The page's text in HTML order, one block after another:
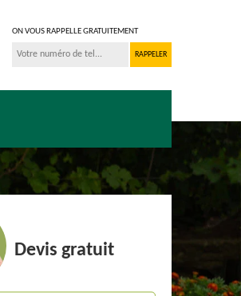
ON VOUS RAPPELLE GRATUITEMENT
Devis gratuit